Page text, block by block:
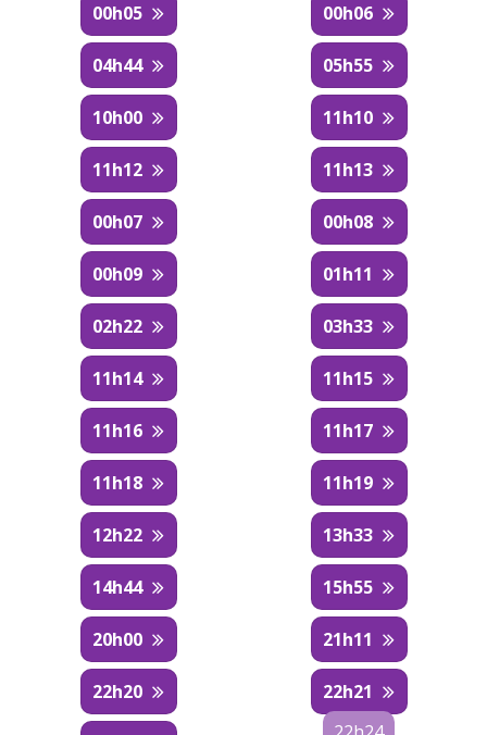
00h05 00h06
04h44 05h55
10h00 11h10
11h12 11h13
00h07 00h08
00h09 01h11
02h22 03h33
11h14 11h15
11h16 11h17
11h18 11h19
12h22 13h33
14h44 15h55
20h00 21h11
22h20 22h21